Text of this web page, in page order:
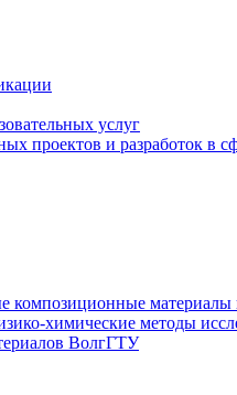
услуг
проектов и разработок в
материалы
химические методы
ВолгГТУ